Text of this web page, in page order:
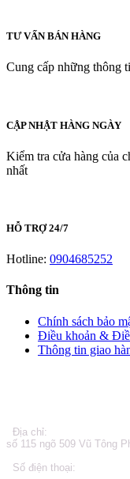
TƯ VẤN BÁN HÀNG
Cung cấp những thông
CẬP NHẬT HÀNG NGÀY
Kiểm tra cửa hàng của
nhất
HỖ TRỢ 24/7
Hotline: 0904685252
Thông tin
Chính sách bảo
Điều khoản &
Thông tin giao
Địa chỉ:
số 115 ngõ 509 Vũ Tông
Số điện thoại: